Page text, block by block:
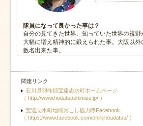
隊員になって良かった事は？
自分の見てきた世界、知っていた世界の視
大幅に増え精神的に鍛えられた事。大阪以
数名出来た事。
関連リンク
石川県羽咋郡宝達志水町ホームページ
（ http://www.hodatsushimizu.jp/ ）
宝達志水町地域おこし協力隊Facebook
（ https://www.facebook.com/chiikihoudatsu/ ）